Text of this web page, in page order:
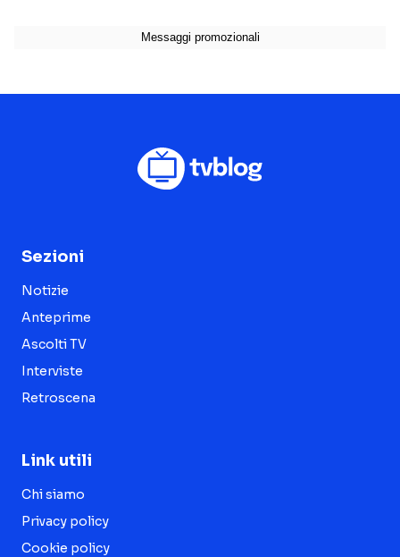
Sezioni
Notizie
Anteprime
Ascolti TV
Interviste
Retroscena
Link utili
Chi siamo
Privacy policy
Cookie policy